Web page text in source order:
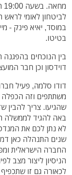
לביטחון לאומי
בטיטו.
בין הנוכחים בהפגנה
דוידסון וכן חבר
משתתפים וזה
שהגיעו. צריך להבין
באה להגיד
שנים התנהלה כאן
החברה הישראלית
הניסיון ליצור מצב
לכאורה גם זו